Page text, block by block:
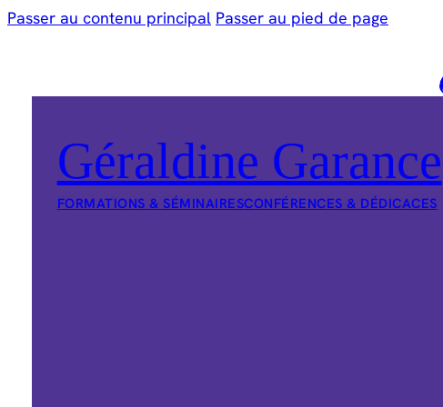
Passer au contenu principal Passer au pied de page
Géraldine Garance
FORMATIONS & SÉMINAIRESCONFÉRENCES & DÉDICACES